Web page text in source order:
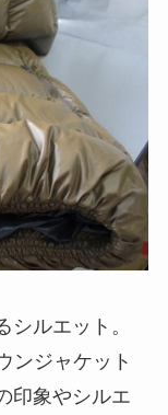
ルエット。
ンジャケット
印象やシルエ